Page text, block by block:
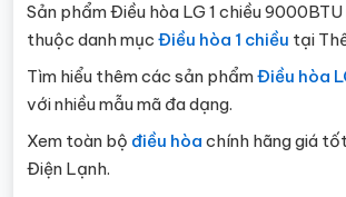
Sản phẩm Điều hòa LG 1 chiều 9000BTU
thuộc danh mục Điều hòa 1 chiều tại
Tìm hiểu thêm các sản phẩmĐiều hòa
với nhiều mẫu mã đa dạng.
Xem toàn bộ điều hòa chính hãng giá
Điện Lạnh.